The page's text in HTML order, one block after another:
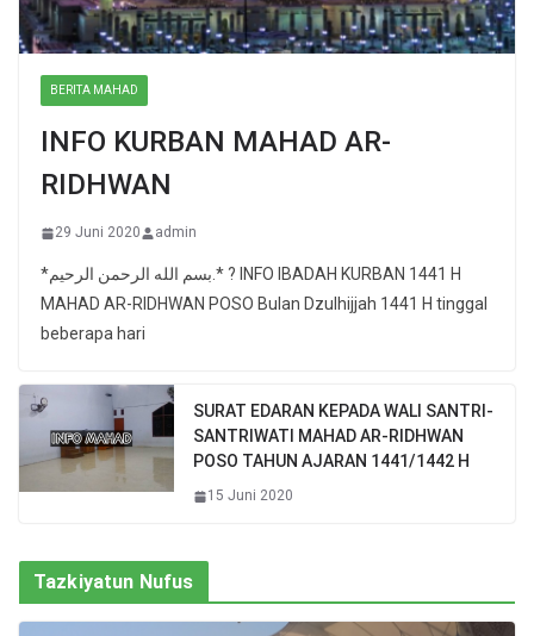
BERITA MAHAD
INFO KURBAN MAHAD AR-
RIDHWAN
29 Juni 2020 admin
*بسم الله الرحمن الرحيم.* ? INFO IBADAH KURBAN 1441 H
MAHAD AR-RIDHWAN POSO Bulan Dzulhijjah 1441 H tinggal
beberapa hari
SURAT EDARAN KEPADA WALI SANTRI-
SANTRIWATI MAHAD AR-RIDHWAN
POSO TAHUN AJARAN 1441/1442 H
15 Juni 2020
Tazkiyatun Nufus